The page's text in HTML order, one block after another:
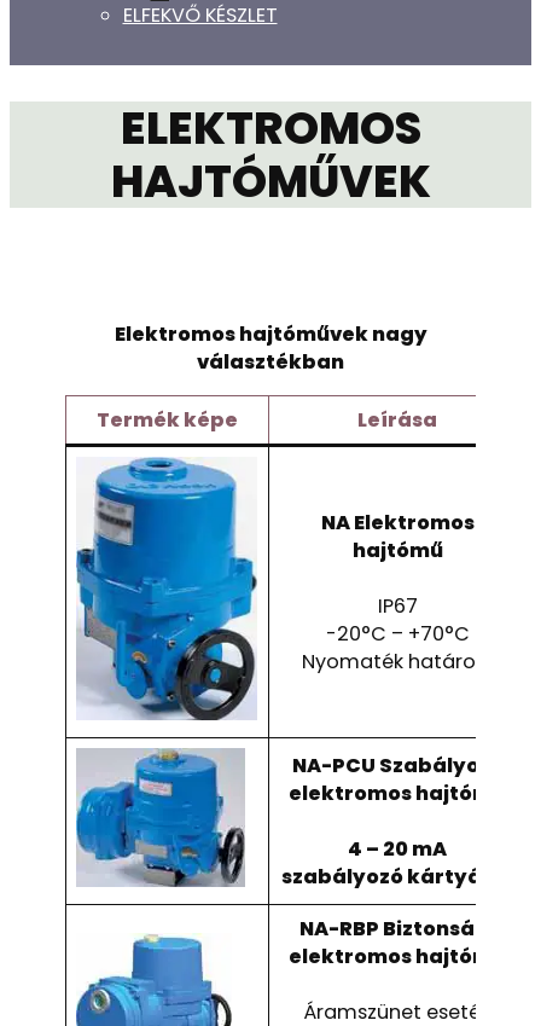
ELFEKVŐ KÉSZLET
ELEKTROMOS
HAJTÓMŰVEK
Elektromos hajtóművek nagy
választékban
Termékképe Leírása
NA Elektromos
hajtómű
IP67
-20°C – +70°C
Nyomaték határoló
NA-PCU Szabályozó
elektromos hajtómű
4 – 20 mA
szabályozó kártyával
NA-RBP Biztonsági
elektromos hajtómű
Áramszünet esetén